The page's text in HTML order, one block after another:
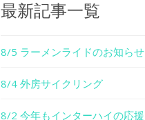
最新記事一覧
8/5 ラーメンライドのお知らせ
8/4 外房サイクリング
8/2 今年もインターハイの応